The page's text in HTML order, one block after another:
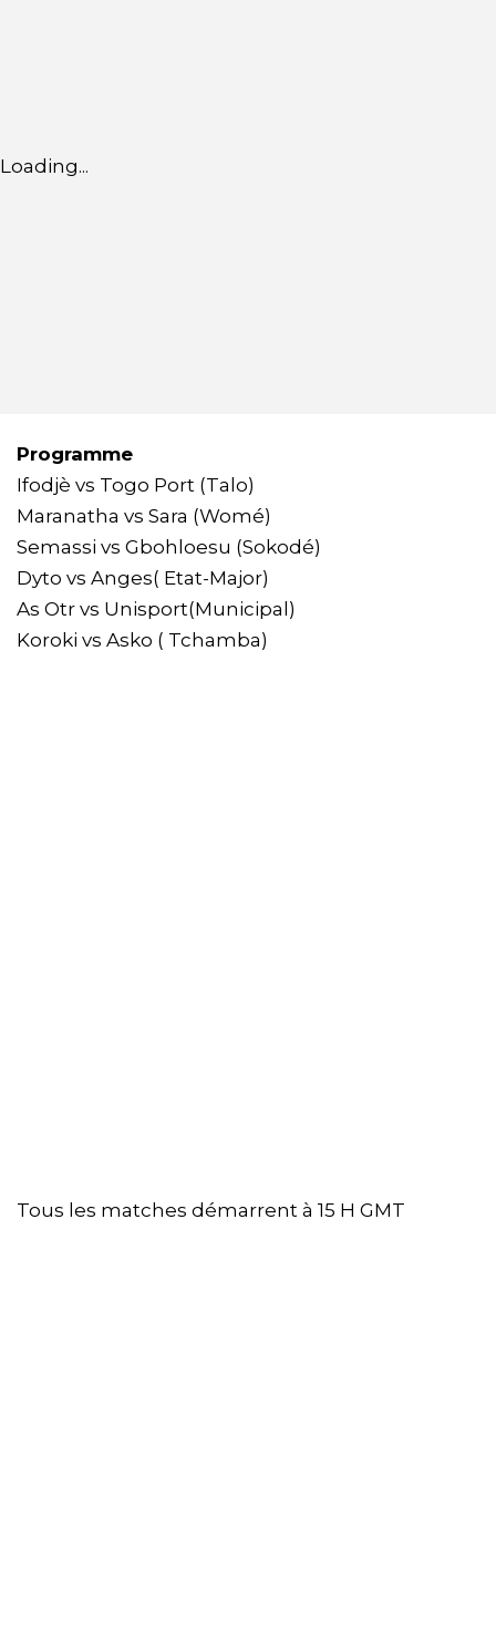
Loading...
Programme
Ifodjè vs Togo Port (Talo)
Maranatha vs Sara (Womé)
Semassi vs Gbohloesu (Sokodé)
Dyto vs Anges( Etat-Major)
As Otr vs Unisport(Municipal)
Koroki vs Asko ( Tchamba)
Tous les matches démarrent à 15 H GMT